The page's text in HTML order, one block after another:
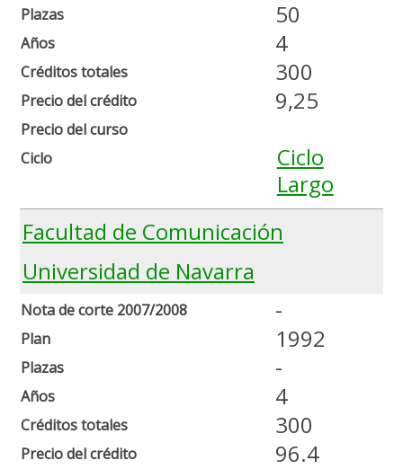
Plazas
Años
Créditos totales
Precio del crédito
Precio del curso
Ciclo
50
4
300
9,25
Ciclo
Largo
Facultad de Comunicación
Universidad de Navarra
Nota de corte 2007/2008
Plan
Plazas
Años
Créditos totales
Precio del crédito
-
1992
-
4
300
96.4